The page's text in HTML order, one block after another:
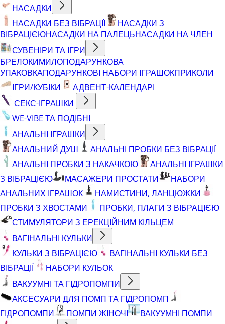
НАСАДКИ
НАСАДКИ БЕЗ ВІБРАЦІЇ
НАСАДКИ З
ВІБРАЦІЄЮНАСАДКИ НА ПАЛЕЦЬНАСАДКИ НА ЧЛЕН
СУВЕНІРИ ТА ІГРИ
БРЕЛОКИМИЛОПОДАРУНКОВА
УПАКОВКАПОДАРУНКОВІ НАБОРИ ІГРАШОКПРИКОЛИ
ІГРИ/КУБІКИ
АДВЕНТ-КАЛЕНДАРІ
СЕКС-ІГРАШКИ
WE-VIBE ТА ПОДІБНІ
АНАЛЬНІ ІГРАШКИ
АНАЛЬНИЙ ДУШ
АНАЛЬНІ ПРОБКИ БЕЗ ВІБРАЦІЇ
АНАЛЬНІ ПРОБКИ З НАКАЧКОЮ
АНАЛЬНІ ІГРАШКИ
З ВІБРАЦІЄЮ
МАСАЖЕРИ ПРОСТАТИ
НАБОРИ
АНАЛЬНИХ ІГРАШОК
НАМИСТИНИ, ЛАНЦЮЖКИ
ПРОБКИ З ХВОСТАМИ
ПРОБКИ, ПЛАГИ З ВІБРАЦІЄЮ
СТИМУЛЯТОРИ З ЕРЕКЦІЙНИМ КІЛЬЦЕМ
ВАГІНАЛЬНІ КУЛЬКИ
КУЛЬКИ З ВІБРАЦІЄЮ
ВАГІНАЛЬНІ КУЛЬКИ БЕЗ
ВІБРАЦІЇ
НАБОРИ КУЛЬОК
ВАКУУМНІ ТА ГІДРОПОМПИ
АКСЕСУАРИ ДЛЯ ПОМП ТА ГІДРОПОМП
ГІДРОПОМПИ
ПОМПИ ЖІНОЧІ
ВАКУУМНІ ПОМПИ